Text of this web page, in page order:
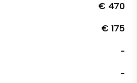
€ 470
€ 175
-
-